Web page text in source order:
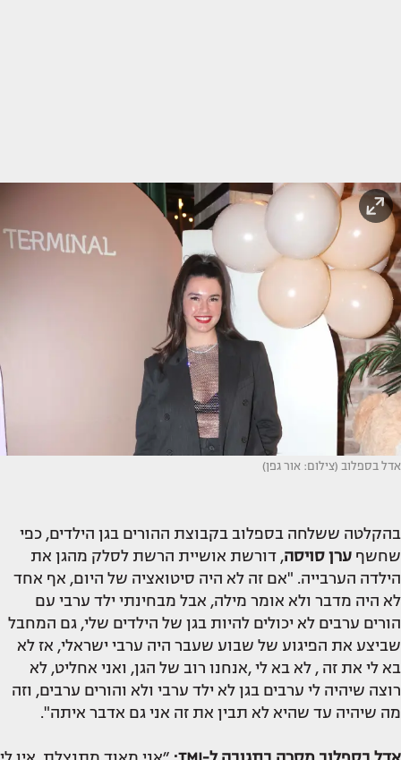
אדל בספלוב (צילום: אור גפן)
בהקלטה ששלחה בספלוב בקבוצת ההורים בגן הילדים, כפי
שחשף ערן סויסה, דורשת אושיית הרשת לסלק מהגן את
הילדה הערבייה. "אם זה לא היה סיטואציה של היום, אף אחד
לא היה מדבר ולא אומר מילה, אבל מבחינתי ילד ערבי עם
הורים ערבים לא יכולים להיות בגן של הילדים שלי, גם המחבל
שביצע את הפיגוע של שבוע שעבר היה ערבי ישראלי, אז לא
בא לי את זה , לא בא לי ,אנחנו רוב של הגן, ואני אחליט, לא
רוצה שיהיה לי ערבים בגן לא ילד ערבי ולא והורים ערבים, וזה
מה שיהיה עד שהיא לא תבין את זה אני גם אדבר איתה".